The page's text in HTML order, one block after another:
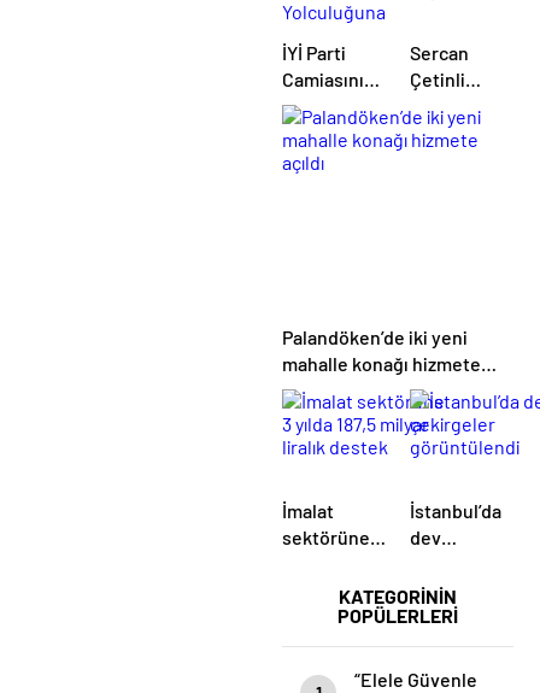
KATEGORİNİN
POPÜLERLERİ
“Elele Güvenle
İYİ Parti
Camiasını
Yasa Boğan
Kayıp:
Gökhan
Sercan
Çetinli
Ödüle Layık
Palandöken’de iki yeni
mahalle konağı hizmete
açıldı
İmalat
sektörüne 3
milyar liralık
destek
İstanbul’da
dev
görüntülendi